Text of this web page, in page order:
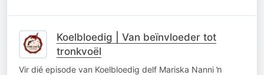
Koelbloedig | Van beïnvloeder tot
tronkvoël
Vir dié episode van Koelbloedig delf Mariska Nanni ŉ